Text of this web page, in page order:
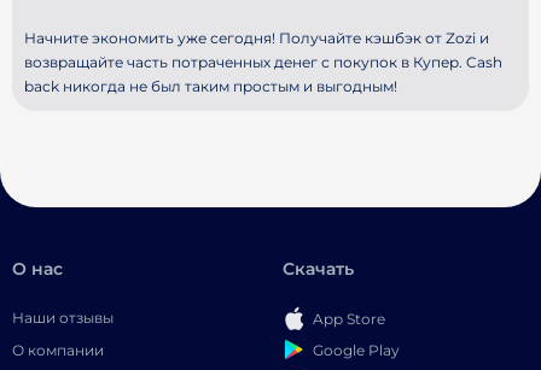
Начните экономить уже сегодня! Получайте кэшбэк от Zozi и
возвращайте часть потраченных денег с покупок в Купер. Cash
back никогда не был таким простым и выгодным!
О нас
Наши отзывы
О компании
Скачать
App Store
Google Play